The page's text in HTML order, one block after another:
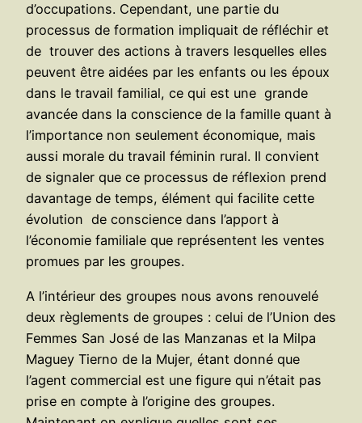
d’occupations. Cependant, une partie du
processus de formation impliquait de réfléchir et
de trouver des actions à travers lesquelles elles
peuvent être aidées par les enfants ou les époux
dans le travail familial, ce qui est une grande
avancée dans la conscience de la famille quant à
l’importance non seulement économique, mais
aussi morale du travail féminin rural. Il convient
de signaler que ce processus de réflexion prend
davantage de temps, élément qui facilite cette
évolution de conscience dans l’apport à
l’économie familiale que représentent les ventes
promues par les groupes.
A l’intérieur des groupes nous avons renouvelé
deux règlements de groupes : celui de l’Union des
Femmes San José de las Manzanas et la Milpa
Maguey Tierno de la Mujer, étant donné que
l’agent commercial est une figure qui n’était pas
prise en compte à l’origine des groupes.